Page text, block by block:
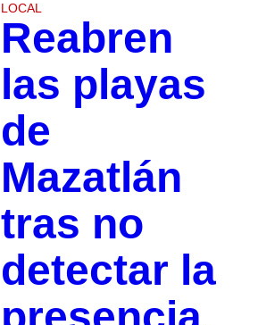
LOCAL
Reabren
las playas
de
Mazatlán
tras no
detectar la